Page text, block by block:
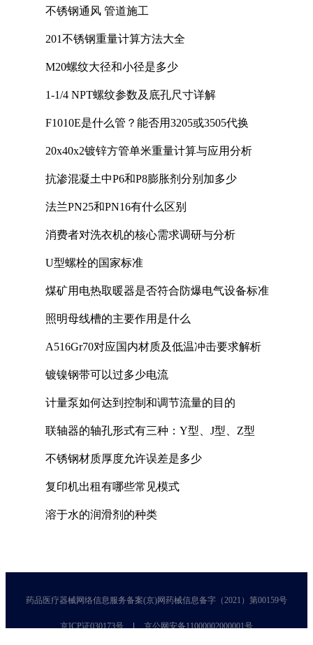
不锈钢通风 管道施工
201不锈钢重量计算方法大全
M20螺纹大径和小径是多少
1-1/4 NPT螺纹参数及底孔尺寸详解
F1010E是什么管？能否用3205或3505代换
20x40x2镀锌方管单米重量计算与应用分析
抗渗混凝土中P6和P8膨胀剂分别加多少
法兰PN25和PN16有什么区别
消费者对洗衣机的核心需求调研与分析
U型螺栓的国家标准
煤矿用电热取暖器是否符合防爆电气设备标准
照明母线槽的主要作用是什么
A516Gr70对应国内材质及低温冲击要求解析
镀镍钢带可以过多少电流
计量泵如何达到控制和调节流量的目的
联轴器的轴孔形式有三种：Y型、J型、Z型
不锈钢材质厚度允许误差是多少
复印机出租有哪些常见模式
溶于水的润滑剂的种类
药品医疗器械网络信息服务备案(京)网药械信息备字（2021）第00159号
京ICP证030173号 京公网安备11000002000001号